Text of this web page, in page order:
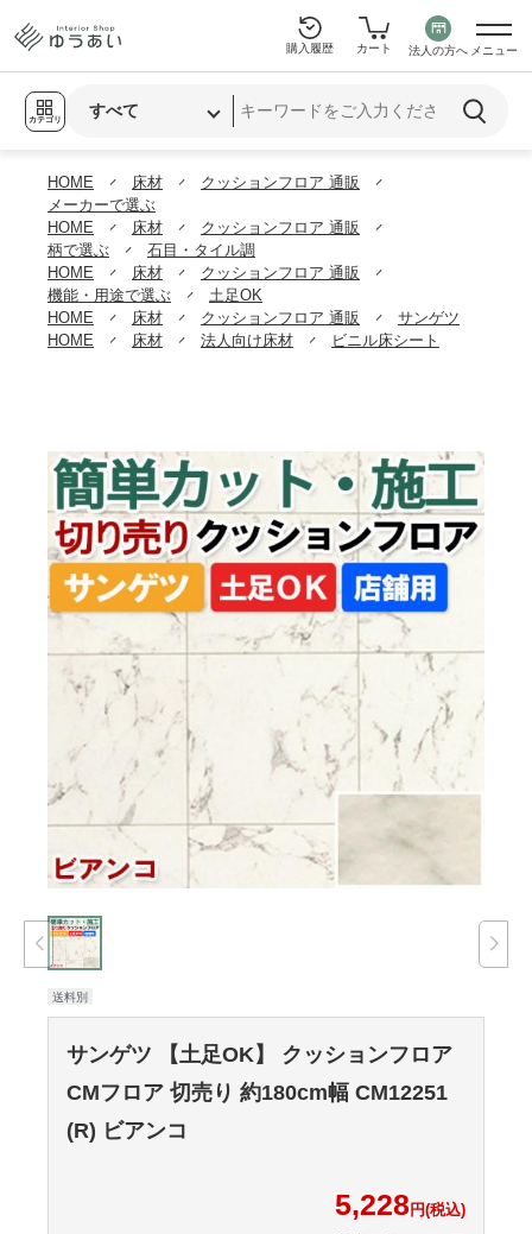
カテゴリ
購入履歴 カート 法人の方へ メニュー
HOME 床材
クッションフロア 通販
メーカーで選ぶ
HOME
床材
クッションフロア 通販
柄で選ぶ
石目・タイル調
HOME
床材
クッションフロア 通販
機能・用途で選ぶ
土足OK
HOME
床材 クッションフロア 通販
サンゲツ
HOME
床材 法人向け床材 ビニル床シート
送料別
サンゲツ 【土足OK】 クッションフロア
CMフロア 切売り 約180cm幅 CM12251
(R) ビアンコ
5,228円(税込)